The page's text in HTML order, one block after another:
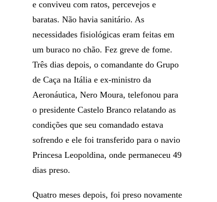
e conviveu com ratos, percevejos e
baratas. Não havia sanitário. As
necessidades fisiológicas eram feitas em
um buraco no chão. Fez greve de fome.
Três dias depois, o comandante do Grupo
de Caça na Itália e ex-ministro da
Aeronáutica, Nero Moura, telefonou para
o presidente Castelo Branco relatando as
condições que seu comandado estava
sofrendo e ele foi transferido para o navio
Princesa Leopoldina, onde permaneceu 49
dias preso.
Quatro meses depois, foi preso novamente